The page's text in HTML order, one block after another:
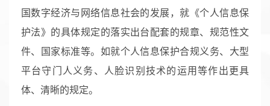
国数字经济与网络信息社会的发展，就《个人信息保
护法》的具体规定的落实出台配套的规章、规范性文
件、国家标准等。如就个人信息保护合规义务、大型
平台守门人义务、人脸识别技术的运用等作出更具
体、清晰的规定。